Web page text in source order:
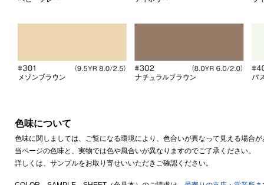
色味について
色味に関しましては、ご覧になる環境により、色合いが異なって見える場合
当ページの色味と、実物では色や風合いが異なりますのでご了承ください。
詳しくは、サンプルをお取り寄せいいただきご確認ください。